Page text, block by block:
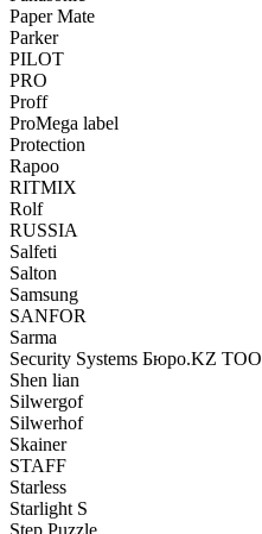
Paper Mate
Parker
PILOT
PRO
Proff
ProMega label
Protection
Rapoo
RITMIX
Rolf
RUSSIA
Salfeti
Salton
Samsung
SANFOR
Sarma
Security Systems Бюро.KZ ТОО
Shen lian
Silwergof
Silwerhof
Skainer
STAFF
Starless
Starlight S
Step Puzzle